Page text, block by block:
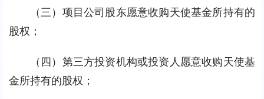
（三）项目公司股东愿意收购天使基金所持有的
股权；
（四）第三方投资机构或投资人愿意收购天使基
金所持有的股权；